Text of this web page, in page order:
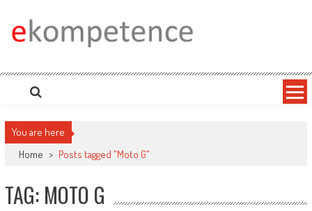
content
Ekompetence
portálech. Press Media. Kde vydat Tiskovou zprávu? Na portále eKompetence
You are here
Home > Posts tagged "Moto G"
TAG: MOTO G